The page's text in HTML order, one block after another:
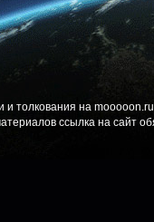
и толкования на mooooon.ru
ссылка на сайт